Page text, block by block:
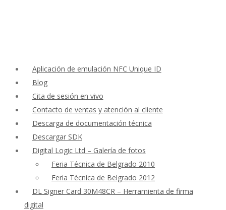
Aplicación de emulación NFC Unique ID
Blog
Cita de sesión en vivo
Contacto de ventas y atención al cliente
Descarga de documentación técnica
Descargar SDK
Digital Logic Ltd – Galería de fotos
Feria Técnica de Belgrado 2010
Feria Técnica de Belgrado 2012
DL Signer Card 30M48CR – Herramienta de firma
digital